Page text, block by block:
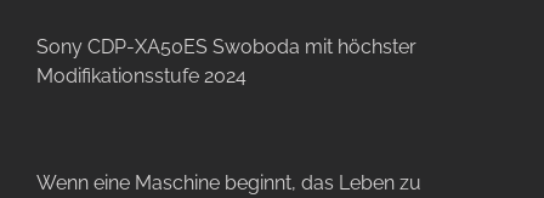
Sony CDP-XA50ES Swoboda mit höchster
Modifikationsstufe 2024
Wenn eine Maschine beginnt, das Leben zu